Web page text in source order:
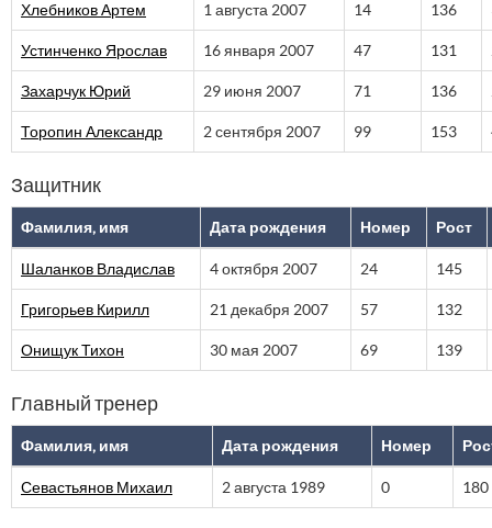
Хлебников Артем 1 августа 2007 14 136
Устинченко Ярослав 16 января 2007 47 131
Захарчук Юрий 29 июня 2007 71 136
Торопин Александр 2 сентября 2007 99 153
Защитник
Фамилия, имя Дата рождения Номер Рост
Шаланков Владислав 4 октября 2007 24 145
Григорьев Кирилл 21 декабря 2007 57 132
Онищук Тихон 30 мая 2007 69 139
Главный тренер
Фамилия, имя Дата рождения Номер
Севастьянов Михаил 2 августа 1989 0 180